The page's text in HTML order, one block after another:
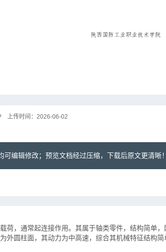
上传时间： 2026-06-02
编辑修改；预览文档经过压缩，下载后原文更清晰！
荷， 通常起连接作用。其属于轴类零件，结构简单，
外圆柱面，其动力为中高速，综合其机械特征结构简